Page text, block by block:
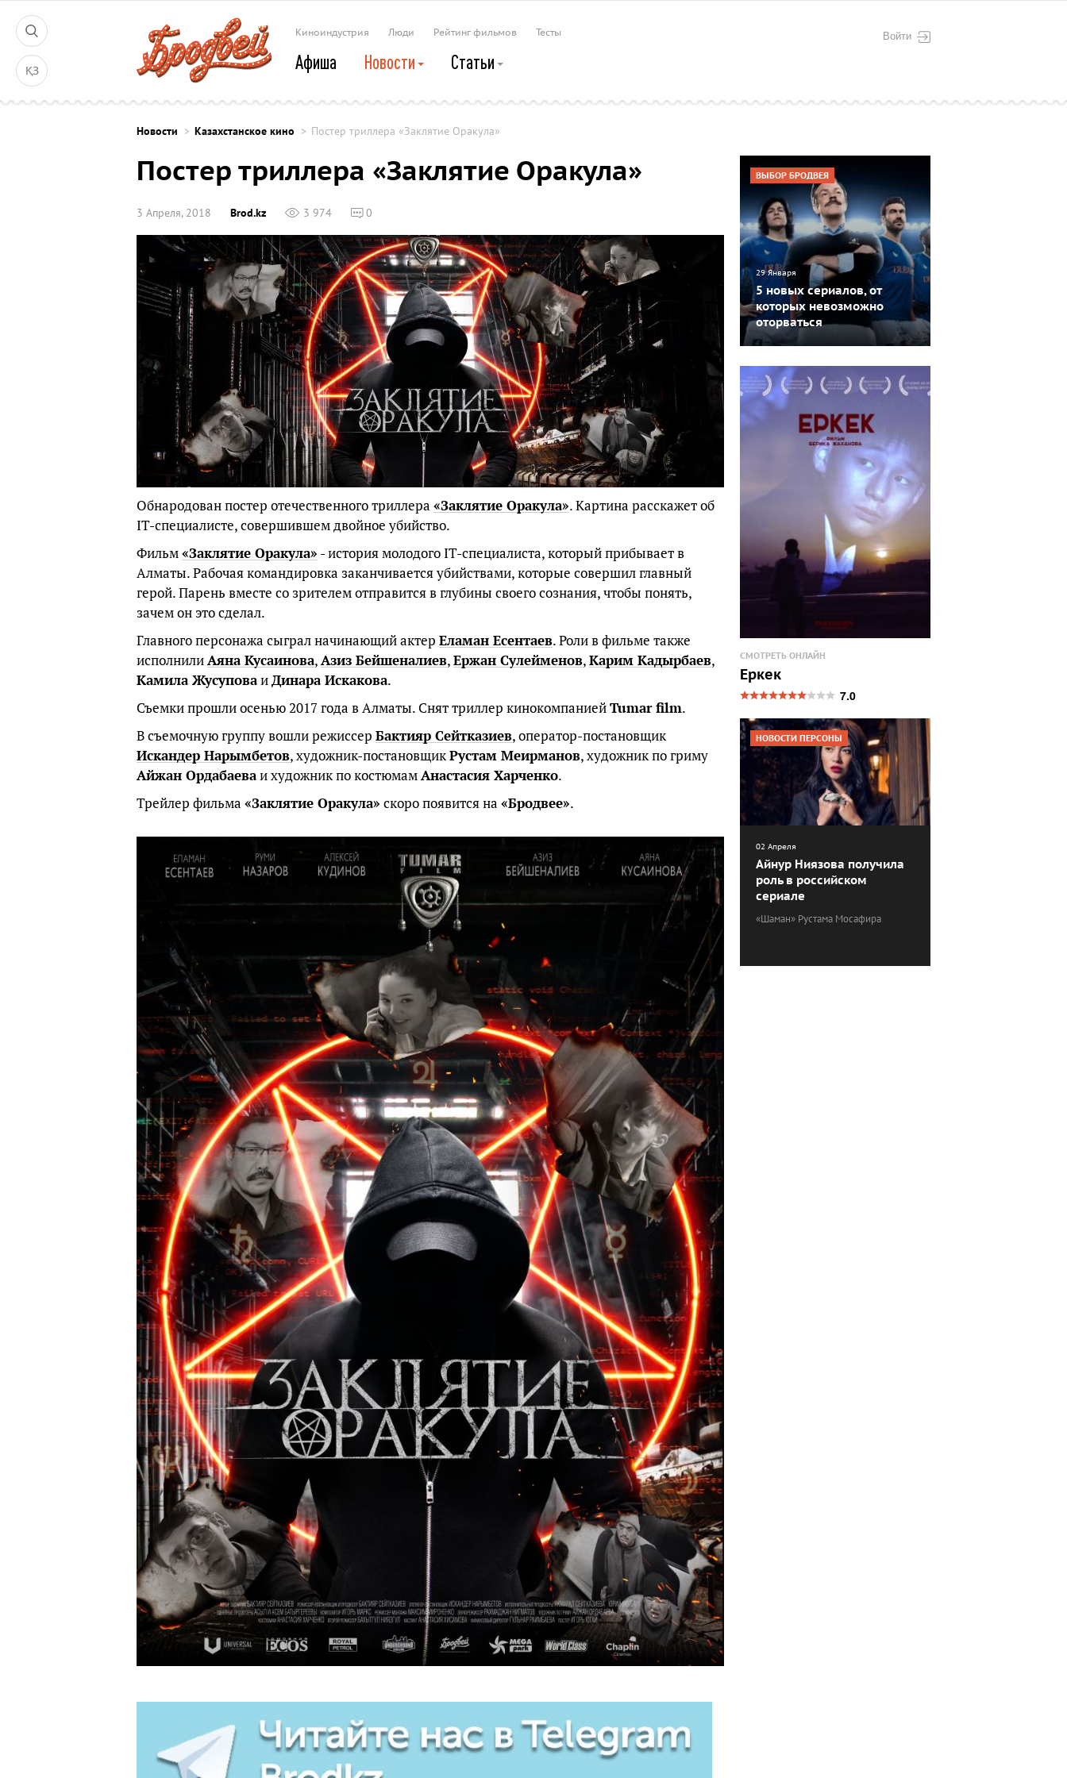
ҚЗ
Войти
Киноиндустрия Люди Рейтинг фильмов Тесты
Афиша Новости Статьи
Новости Казахстанское кино Постер триллера «Заклятие Оракула»
Постер триллера «Заклятие Оракула»
3 Апреля, 2018 Brod.kz 3 974 0
Обнародован постер отечественного триллера «Заклятие Оракула». Картина расскажет об
IT-специалисте, совершившем двойное убийство.
Фильм«Заклятие Оракула» - история молодого IT-специалиста, который прибывает в
Алматы. Рабочая командировка заканчивается убийствами, которые совершил главный
герой. Парень вместе со зрителем отправится в глубины своего сознания, чтобы понять,
зачем он это сделал.
Главного персонажа сыграл начинающий актер Еламан Есентаев. Роли в фильме также
исполнилиАяна Кусаинова,Азиз Бейшеналиев,Ержан Сулейменов,Карим Кадырбаев,
Камила ЖусуповаиДинара Искакова.
Съемки прошли осенью 2017 года в Алматы. Снят триллер кинокомпаниейTumar film.
В съемочную группу вошли режиссер Бактияр Сейтказиев, оператор-постановщик
Искандер Нарымбетов, художник-постановщикРустам Меирманов, художник по гриму
Айжан Ордабаеваи художник по костюмамАнастасия Харченко.
Трейлер фильма «Заклятие Оракула» скоро появится на «Бродвее».
ВЫБОР БРОДВЕЯ
29 Января
5 новых сериалов, от
которых невозможно
оторваться
СМОТРЕТЬ ОНЛАЙН
Еркек
7.0
НОВОСТИ ПЕРСОНЫ
02 Апреля
Айнур Ниязова получила
роль в российском
сериале
«Шаман» Рустама Мосафира